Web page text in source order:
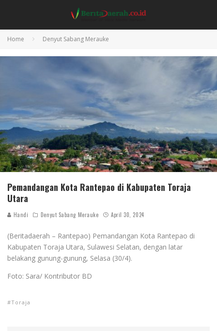
Home Denyut Sabang Merauke
Pemandangan Kota Rantepao di Kabupaten Toraja
Utara
Handi Denyut Sabang Merauke April 30, 2024
(Beritadaerah – Rantepao) Pemandangan Kota Rantepao di
Kabupaten Toraja Utara, Sulawesi Selatan, dengan latar
belakang gunung-gunung, Selasa (30/4).
Foto: Sara/ Kontributor BD
Toraja